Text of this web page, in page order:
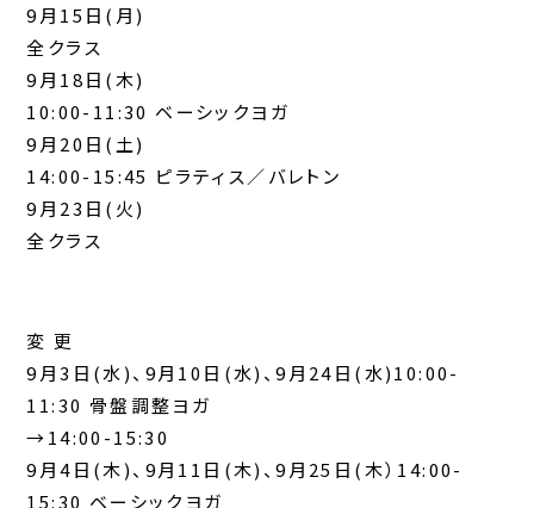
9月15日(月)
全クラス
9月18日(木)
10:00-11:30 ベーシックヨガ
9月20日(土)
14:00-15:45 ピラティス／バレトン
9月23日(火)
全クラス
変 更
9月3日(水)、9月10日(水)、9月24日(水)10:00-
11:30 骨盤調整ヨガ
→14:00-15:30
9月4日(木)、9月11日(木)、9月25日(木）14:00-
15:30 ベーシックヨガ